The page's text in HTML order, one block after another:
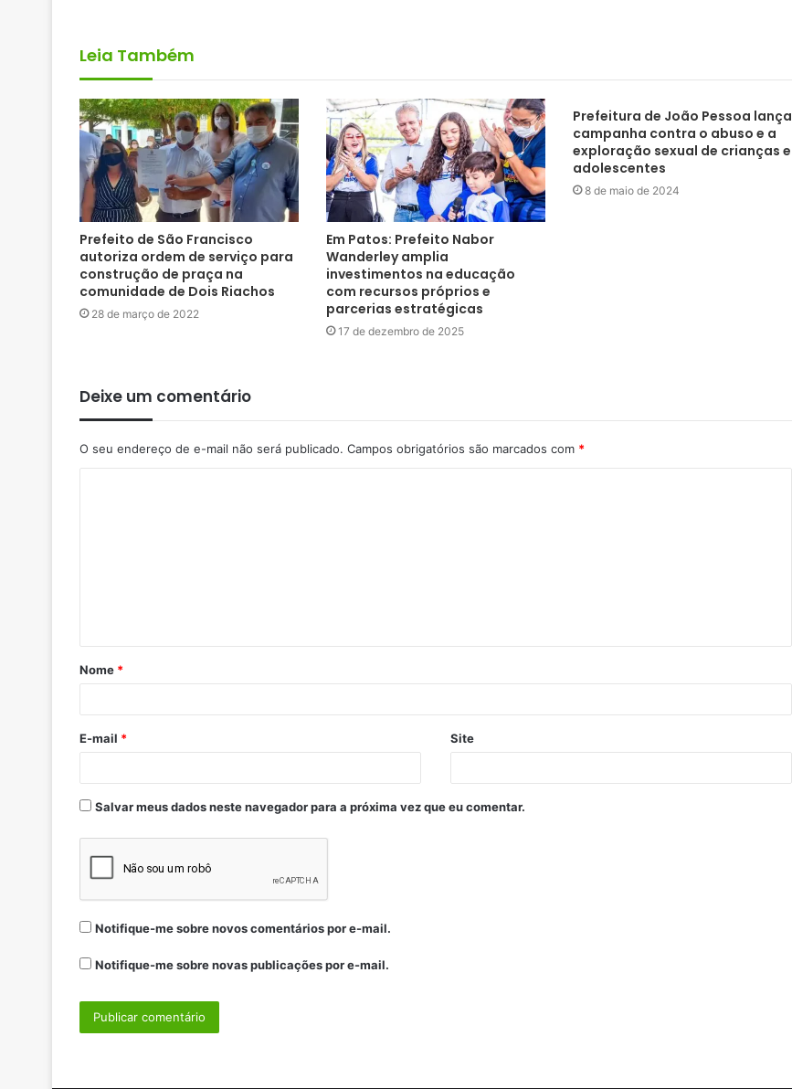
Leia Também
Prefeito de São Francisco
autoriza ordem de serviço para
construção de praça na
comunidade de Dois Riachos
28 de março de 2022
Em Patos: Prefeito Nabor
Wanderley amplia
investimentos na educação
com recursos próprios e
parcerias estratégicas
17 de dezembro de 2025
Prefeitura de João Pessoa lança
campanha contra o abuso e a
exploração sexual de crianças e
adolescentes
8 de maio de 2024
Deixe um comentário
O seu endereço de e-mail não será publicado. Campos obrigatórios são marcados com *
Nome *
E-mail * Site
Salvar meus dados neste navegador para a próxima vez que eu comentar.
Notifique-me sobre novos comentários por e-mail.
Notifique-me sobre novas publicações por e-mail.